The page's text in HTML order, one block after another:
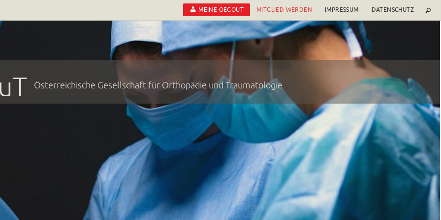
MEINE OEGOUT MITGLIED WERDEN IMPRESSUM DATENSCHUTZ
Österreichische Gesellschaft für Orthopädie und Traumatologie